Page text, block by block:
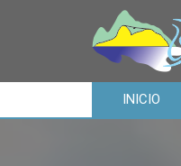
INICIO